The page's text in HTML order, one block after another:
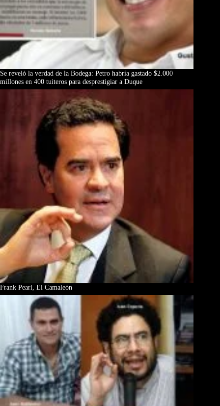
Se reveló la verdad de la Bodega: Petro habría gastado $2.000
millones en 400 tuiteros para desprestigiar a Duque
Frank Pearl, El Camaleón